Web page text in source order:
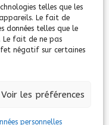
telles que les
Le fait de
données telles que le
Le fait de ne pas
négatif sur certaines
Voir les préférences
personnelles